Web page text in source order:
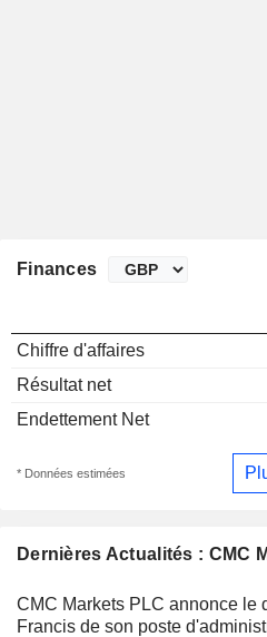
Dernières Actualités : CMC
CMC Markets PLC annonce le
Francis de son poste
Finances
Chiffre d'affaires
Résultat net
Endettement Net
* Données estimées